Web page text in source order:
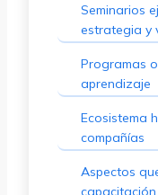
Seminarios
estrategia y
Programas
aprendizaje
Ecosistema
compañías
Aspectos